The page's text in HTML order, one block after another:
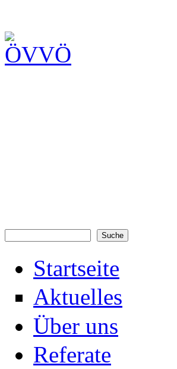
Startseite
Aktuelles
Über uns
Referate